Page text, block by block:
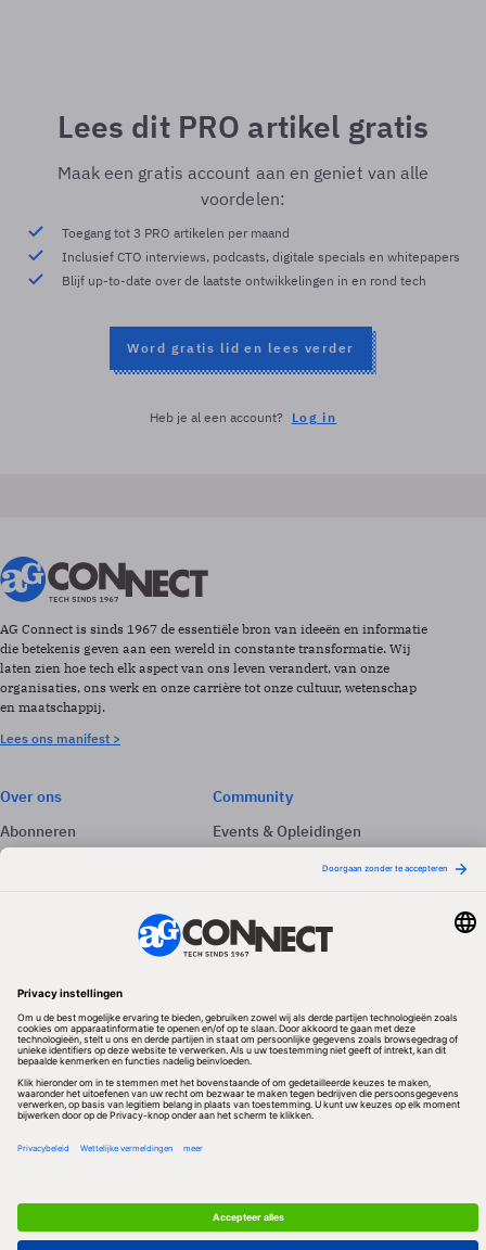
Lees dit PRO artikel gratis
Maak een gratis account aan en geniet van alle
voordelen:
Toegang tot 3 PRO artikelen per maand
Inclusief CTO interviews, podcasts, digitale specials en whitepapers
Blijf up-to-date over de laatste ontwikkelingen in en rond tech
Word gratis lid en lees verder
Heb je al een account? Log in
AG Connect is sinds 1967 de essentiële bron van ideeën en informatie
die betekenis geven aan een wereld in constante transformatie. Wij
laten zien hoe tech elk aspect van ons leven verandert, van onze
organisaties, ons werk en onze carrière tot onze cultuur, wetenschap
en maatschappij.
Lees ons manifest >
Over ons
Abonneren
Adverteren
Community
Events & Opleidingen
Volg ons
Redactionele partner
Algemene Voorwaarden & Copyrights